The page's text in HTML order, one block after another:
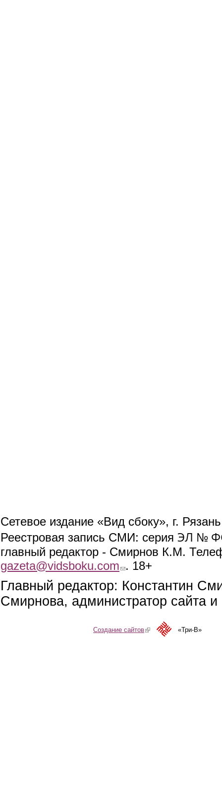
Сетевое издание «Вид сбоку», г.
Реестровая запись СМИ: серия ЭЛ №
главный редактор - Смирнов К.М.
gazeta@vidsboku.com (link sends e-mail)
. 18+
Главный редактор: Константин
Смирнова, администратор сайта
Создание сайтов(link is external)«Три-В»